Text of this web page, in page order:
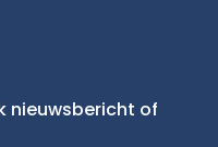
nieuwsbericht of